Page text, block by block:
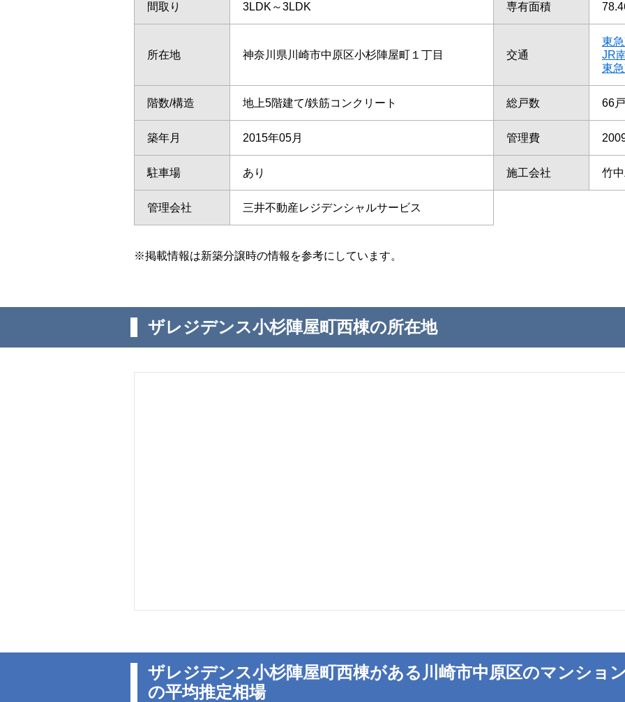
間取り 3LDK～3LDK 専有面積
所在地 神奈川県川崎市中原区小杉陣屋町１丁目 交通
東
JR
東
階数/構造 地上5階建て/鉄筋コンクリート 総戸数 66戸
築年月 2015年05月 管理費
駐車場 あり 施工会社 竹
管理会社 三井不動産レジデンシャルサービス
※掲載情報は新築分譲時の情報を参考にしています。
ザレジデンス小杉陣屋町西棟の所在地
ザレジデンス小杉陣屋町西棟がある川崎市中原区のマンショ
の平均推定相場